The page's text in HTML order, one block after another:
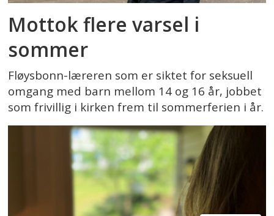
Mottok flere varsel i
sommer
Fløysbonn-læreren som er siktet for seksuell
omgang med barn mellom 14 og 16 år, jobbet
som frivillig i kirken frem til sommerferien i år.